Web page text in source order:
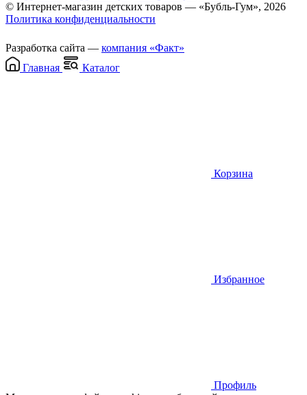
© Интернет-магазин детских товаров — «Бубль-Гум», 2026
Политика конфиденциальности
Разработка сайта — компания «Факт»
Главная
Каталог
Корзина
Избранное
Профиль